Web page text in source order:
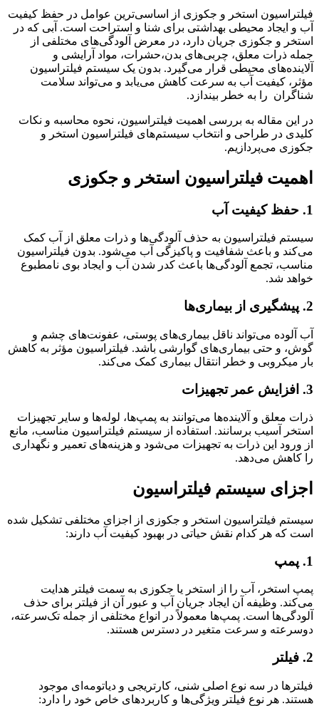
فیلتراسیون استخر و جکوزی از اساسی‌ترین عوامل در حفظ کیفیت
آب و ایجاد محیطی بهداشتی برای شنا و استراحت است. آبی که در
استخر و جکوزی جریان دارد، در معرض آلودگی‌های مختلفی از
جمله ذرات معلق، چربی‌های بدن،حشرات، مواد آرایشی و
آلاینده‌های محیطی قرار می‌گیرد. بدون یک سیستم فیلتراسیون
مؤثر، کیفیت آب به سرعت کاهش می‌یابد و می‌تواند سلامت
شناگران را به خطر بیندازد.
در این مقاله به بررسی اهمیت فیلتراسیون، نحوه محاسبه و نکات
کلیدی در طراحی و انتخاب سیستم‌های فیلتراسیون استخر و
جکوزی می‌پردازیم.
اهمیت فیلتراسیون استخر و جکوزی
1. حفظ کیفیت آب
سیستم فیلتراسیون به حذف آلودگی‌ها و ذرات معلق از آب کمک
می‌کند و باعث شفافیت و پاکیزگی آب می‌شود. بدون فیلتراسیون
مناسب، تجمع آلودگی‌ها باعث کدر شدن آب و ایجاد بوی نامطبوع
خواهد شد.
2. پیشگیری از بیماری‌ها
آب آلوده می‌تواند ناقل بیماری‌های پوستی، عفونت‌های چشم و
گوش، و حتی بیماری‌های گوارشی باشد. فیلتراسیون مؤثر به کاهش
بار میکروبی و خطر انتقال بیماری کمک می‌کند.
3. افزایش عمر تجهیزات
ذرات معلق و آلاینده‌ها می‌توانند به پمپ‌ها، لوله‌ها و سایر تجهیزات
استخر آسیب برسانند. استفاده از سیستم فیلتراسیون مناسب، مانع
از ورود این ذرات به تجهیزات می‌شود و هزینه‌های تعمیر و نگهداری
را کاهش می‌دهد.
اجزای سیستم فیلتراسیون
سیستم فیلتراسیون استخر و جکوزی از اجزای مختلفی تشکیل شده
است که هر کدام نقش حیاتی در بهبود کیفیت آب دارند:
1. پمپ
پمپ استخر، آب را از استخر یا جکوزی به سمت فیلتر هدایت
می‌کند. وظیفه آن ایجاد جریان آب و عبور آن از فیلتر برای حذف
آلودگی‌ها است. پمپ‌ها معمولاً در انواع مختلفی از جمله تک‌سرعته،
دو‌سرعته و سرعت متغیر در دسترس هستند.
2. فیلتر
فیلترها در سه نوع اصلی شنی، کارتریجی و دیاتومه‌ای موجود
هستند. هر نوع فیلتر ویژگی‌ها و کاربردهای خاص خود را دارد: